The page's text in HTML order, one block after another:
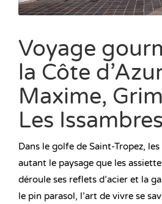
Voyage
la Côte
Maxime,
Les Issambres
Dans le golfe de Saint-Tropez,
autant le paysage que les
déroule ses reflets d’acier et la
le pin parasol, l’art de vivre se